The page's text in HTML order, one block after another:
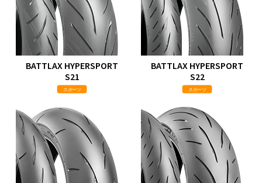
BATTLAX HYPERSPORT
S21
スポーツ
BATTLAX HYPERSPORT
S22
スポーツ